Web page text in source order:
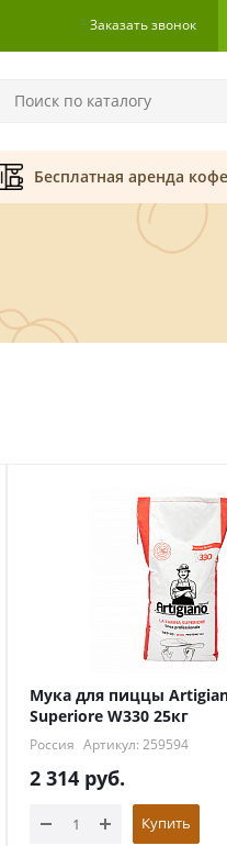
Заказать звонок
Бесплатная аренда
Мука для пиццы
Superiore W330 25кг
Россия Артикул: 259594
2 314 руб.
Купить